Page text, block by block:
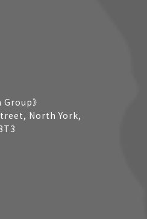
Group》
North York,